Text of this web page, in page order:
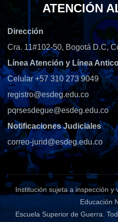
ATENCIÓN
Dirección
Cra. 11#102-50, Bogotá D.C,
Línea Atención y Línea
Celular +57 310 273 9049
registro@esdeg.edu.co
pqrsesdegue@esdeg.edu.co
Notificaciones Judiciales
correo-jurid@esdeg.edu.co
Institución sujeta a inspección y
Educación
Escuela Superior de Guerra.